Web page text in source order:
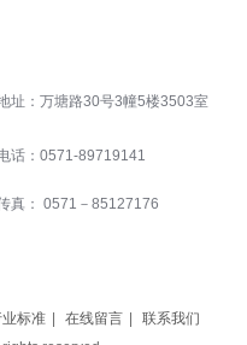
址： 万塘路30号3幢5楼3503室
话： 0571-89719141
真： 0571－85127176
标准 在线留言
联系我们